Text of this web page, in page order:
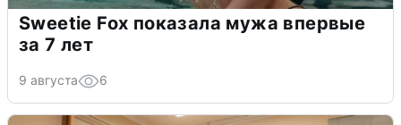
Sweetie Fox показала мужа впервые
за 7 лет
9 августа 6